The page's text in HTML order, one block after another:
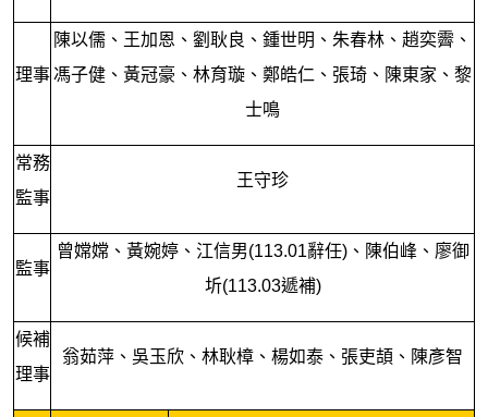
理事
陳以儒、王加恩、劉耿良、鍾世明、朱春林、趙奕霽、
馮子健、黃冠豪、林育璇、鄭皓仁、張琦、陳東家、黎
士鳴
常務
監事
王守珍
監事
曾嫦嫦、黃婉婷、江信男(113.01辭任)、陳伯峰、廖御
圻(113.03遞補)
候補
理事
翁茹萍、吳玉欣、林耿樟、楊如泰、張吏頡、陳彥智